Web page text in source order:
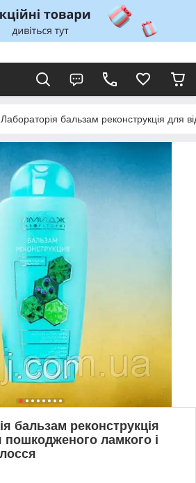
Лабораторія бальзам реконструкція для
бальзам реконструкція
пошкодженого ламкого і